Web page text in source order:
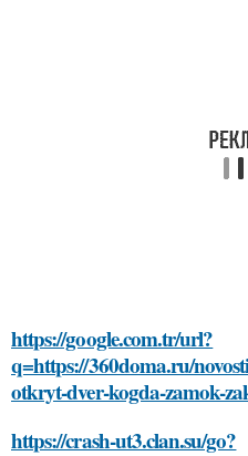
https://google.com.tr/url?
q=https://360doma.ru/
otkryt-dver-kogda-zamok-
https://crash-ut3.clan.su/go?